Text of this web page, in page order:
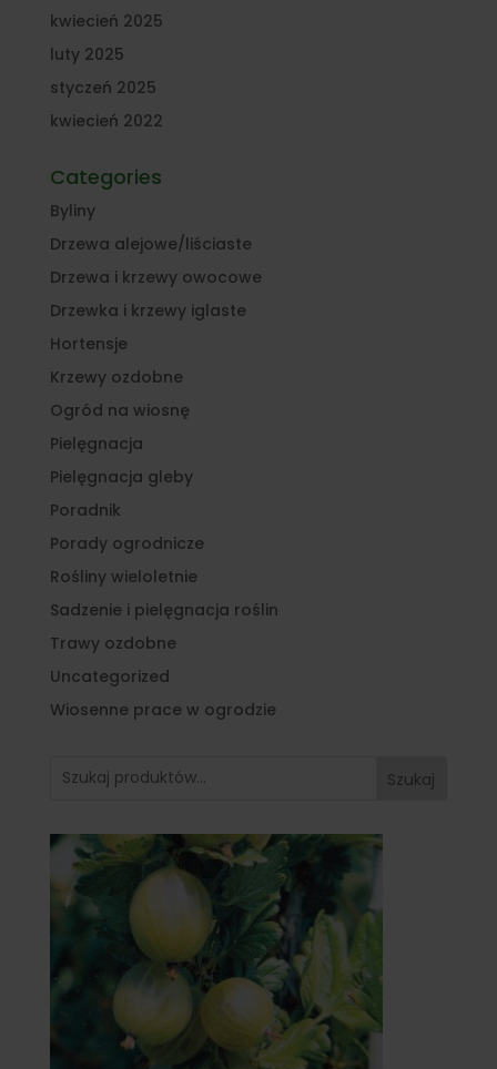
kwiecień 2025
luty 2025
styczeń 2025
kwiecień 2022
Categories
Byliny
Drzewa alejowe/liściaste
Drzewa i krzewy owocowe
Drzewka i krzewy iglaste
Hortensje
Krzewy ozdobne
Ogród na wiosnę
Pielęgnacja
Pielęgnacja gleby
Poradnik
Porady ogrodnicze
Rośliny wieloletnie
Sadzenie i pielęgnacja roślin
Trawy ozdobne
Uncategorized
Wiosenne prace w ogrodzie
Szukaj